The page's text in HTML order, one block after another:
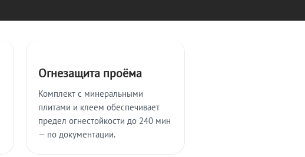
Огнезащита проёма
Комплект с минеральными
плитами и клеем обеспечивает
предел огнестойкости до 240 мин
— по документации.